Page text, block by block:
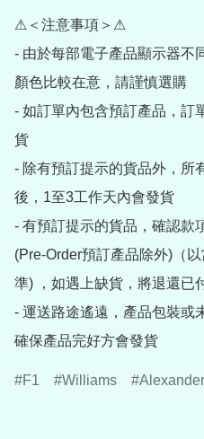
⚠＜注意事項＞⚠
- 由於每部電子產品顯示器不
顏色比較在意，請謹慎選購
- 如訂單內包含預訂產品，訂
貨
- 除有預訂提示的貨品外，所
後，1至3工作天內會發貨
- 有預訂提示的貨品，確認款
(Pre-Order預訂產品除外)（
準) ，如遇上缺貨，將退還已
- 運送路途遙遠，產品包裝或
確保產品完好方會發貨
F1 Williams